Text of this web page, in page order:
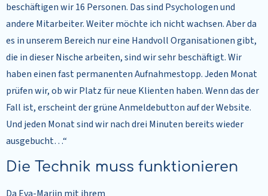
beschäftigen wir 16 Personen. Das sind Psychologen und
andere Mitarbeiter. Weiter möchte ich nicht wachsen. Aber da
es in unserem Bereich nur eine Handvoll Organisationen gibt,
die in dieser Nische arbeiten, sind wir sehr beschäftigt. Wir
haben einen fast permanenten Aufnahmestopp. Jeden Monat
prüfen wir, ob wir Platz für neue Klienten haben. Wenn das der
Fall ist, erscheint der grüne Anmeldebutton auf der Website.
Und jeden Monat sind wir nach drei Minuten bereits wieder
ausgebucht…“
Die Technik muss funktionieren